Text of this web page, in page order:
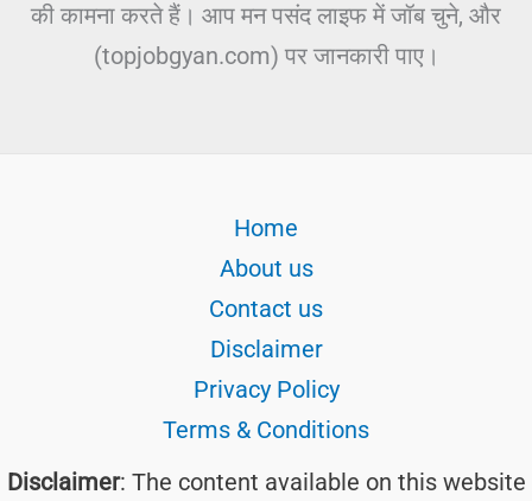
की कामना करते हैं। आप मन पसंद लाइफ में जॉब चुने, और
(topjobgyan.com) पर जानकारी पाए।
Home
About us
Contact us
Disclaimer
Privacy Policy
Terms & Conditions
Disclaimer: The content available on this website